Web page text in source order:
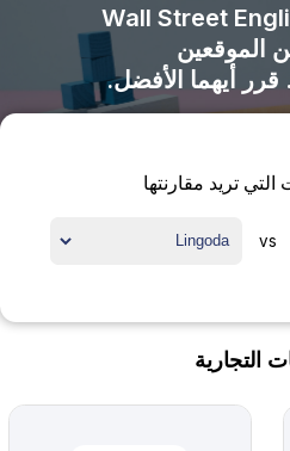
Wall Street
الموقعين
قرر أيهما الأفضل.
تريد مقارنتها
vs
التجارية